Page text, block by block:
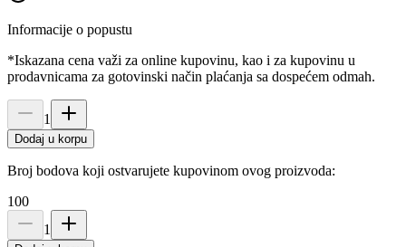
Informacije o popustu
*Iskazana cena važi za online kupovinu, kao i za kupovinu u
prodavnicama za gotovinski način plaćanja sa dospećem odmah.
1
Dodaj u korpu
Broj bodova koji ostvarujete kupovinom ovog proizvoda:
100
1